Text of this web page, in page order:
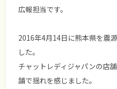
広報担当です。
2016年4月14日に熊本県を震
した。
チャットレディジャパンの店
舗で揺れを感じました。